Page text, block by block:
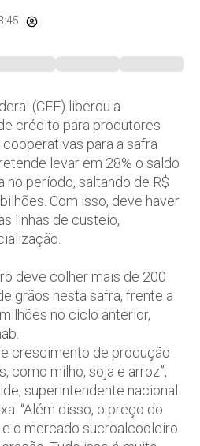
(CEF) liberou a
crédito para produtores
para a safra
levar em 28% o saldo
no período, saltando de R$
Com isso, deve haver
linhas de custeio,
deve colher mais de 200
grãos nesta safra, frente a
no ciclo anterior,
crescimento de produção
como milho, soja e arroz”,
superintendente nacional
“Além disso, o preço do
o mercado sucroalcooleiro